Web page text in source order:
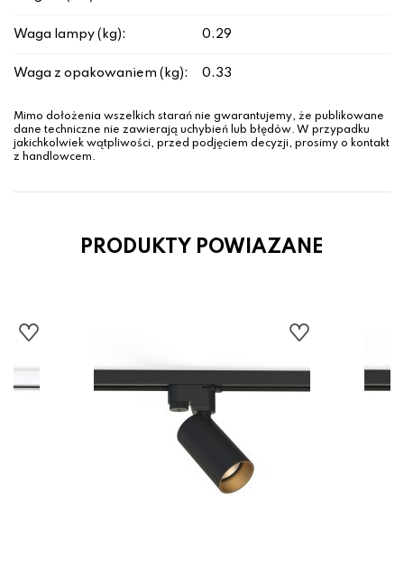
Waga lampy (kg): 0.29
Waga z opakowaniem (kg): 0.33
Mimo dołożenia wszelkich starań nie gwarantujemy, że publikowane
dane techniczne nie zawierają uchybień lub błędów. W przypadku
jakichkolwiek wątpliwości, przed podjęciem decyzji, prosimy o kontakt
z handlowcem.
PRODUKTY POWIAZANE